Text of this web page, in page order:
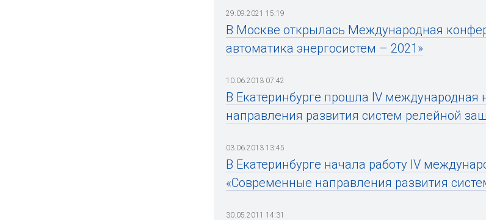
29.09.2021 15:19
В Москве открылась Международная
автоматика энергосистем – 2021»
10.06.2013 07:42
В Екатеринбурге прошла IV
направления развития систем релейной
03.06.2013 13:45
В Екатеринбурге начала работу IV
«Современные направления развития
30.05.2011 14:31